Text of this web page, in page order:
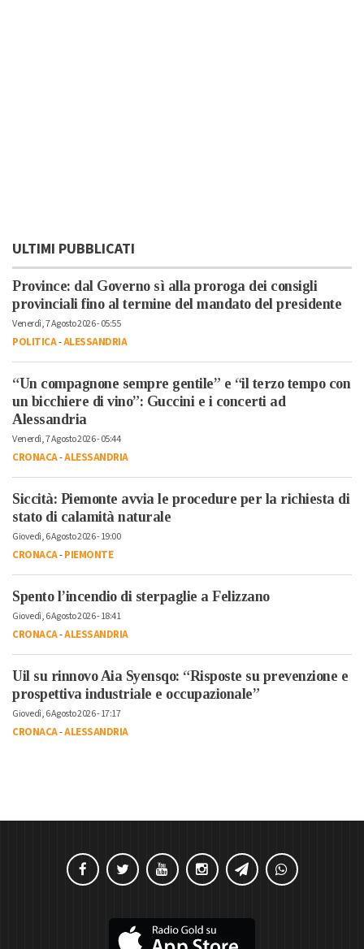
ULTIMI PUBBLICATI
Province: dal Governo sì alla proroga dei consigli
provinciali fino al termine del mandato del presidente
Venerdì, 7 Agosto 2026 - 05:55
POLITICA-ALESSANDRIA
“Un compagnone sempre gentile” e “il terzo tempo con
un bicchiere di vino”: Guccini e i concerti ad
Alessandria
Venerdì, 7 Agosto 2026 - 05:44
CRONACA-ALESSANDRIA
Siccità: Piemonte avvia le procedure per la richiesta di
stato di calamità naturale
Giovedì, 6 Agosto 2026 - 19:00
CRONACA-PIEMONTE
Spento l’incendio di sterpaglie a Felizzano
Giovedì, 6 Agosto 2026 - 18:41
CRONACA-ALESSANDRIA
Uil su rinnovo Aia Syensqo: “Risposte su prevenzione e
prospettiva industriale e occupazionale”
Giovedì, 6 Agosto 2026 - 17:17
CRONACA-ALESSANDRIA